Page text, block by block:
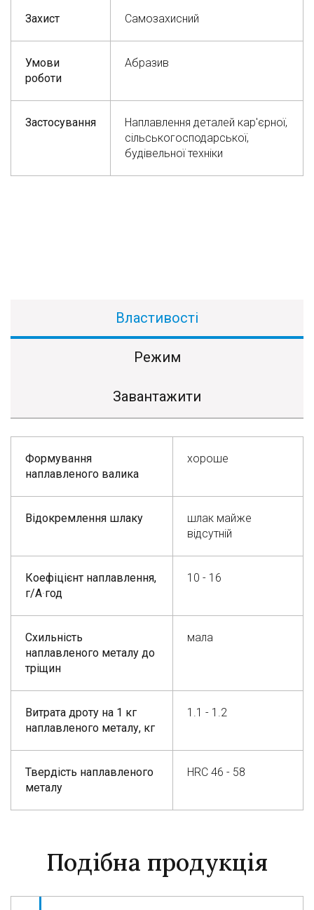
Захист Самозахисний
Умови
роботи
Абразив
Застосування
Наплавлення деталей кар'єрної,
сільськогосподарської,
будівельної техніки
Властивості
Режим
Завантажити
Формування
наплавленого валика
хороше
Відокремлення шлаку
шлак майже
відсутній
Коефіцієнт наплавлення,
г/А·год
10 - 16
Схильність
наплавленого металу до
тріщин
мала
Витрата дроту на 1 кг
наплавленого металу, кг
1.1 - 1.2
Твердість наплавленого
металу
HRC 46 - 58
Подібна продукція